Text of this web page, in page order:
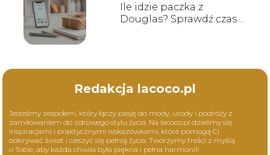
Ile idzie paczka z
Douglas? Sprawdź czas
Redakcja lacoco.pl
Jesteśmy zespołem, który łączy pasję do mody, urody i podróży z
zamiłowaniem do zdrowego stylu życia. Na lacoco.pl dzielimy się
inspiracjami i praktycznymi wskazówkami, które pomogą Ci
odkrywać świat i cieszyć się pełnią życia. Tworzymy treści z myślą
o Tobie, aby każda chwila była piękna i pełna harmonii!